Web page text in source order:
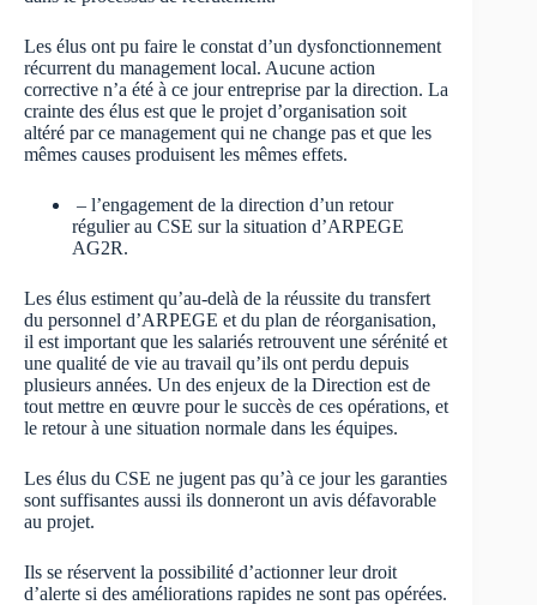
Les élus ont pu faire le constat d’un dysfonctionnement
récurrent du management local. Aucune action
corrective n’a été à ce jour entreprise par la direction. La
crainte des élus est que le projet d’organisation soit
altéré par ce management qui ne change pas et que les
mêmes causes produisent les mêmes effets.
– l’engagement de la direction d’un retour
régulier au CSE sur la situation d’ARPEGE
AG2R.
Les élus estiment qu’au-delà de la réussite du transfert
du personnel d’ARPEGE et du plan de réorganisation,
il est important que les salariés retrouvent une sérénité et
une qualité de vie au travail qu’ils ont perdu depuis
plusieurs années. Un des enjeux de la Direction est de
tout mettre en œuvre pour le succès de ces opérations, et
le retour à une situation normale dans les équipes.
Les élus du CSE ne jugent pas qu’à ce jour les garanties
sont suffisantes aussi ils donneront un avis défavorable
au projet.
Ils se réservent la possibilité d’actionner leur droit
d’alerte si des améliorations rapides ne sont pas opérées.